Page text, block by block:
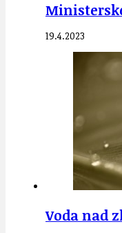
19.4.2023
Voda nad